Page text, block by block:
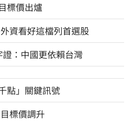
標價出爐
資看好這檔列首選股
：中國更依賴台灣
點」關鍵訊號
標價調升